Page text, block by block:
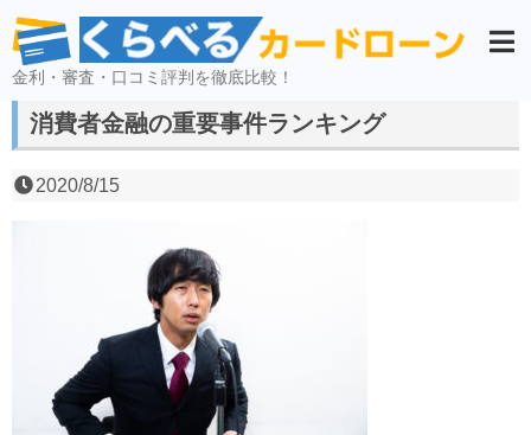
金利・審査・口コミ評判を徹底比較！
消費者金融の重要事件ランキング
2020/8/15